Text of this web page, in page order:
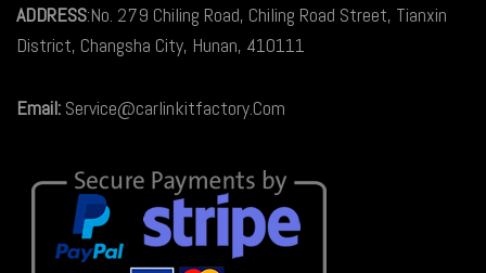
ADDRESS:No. 279 Chiling Road, Chiling Road Street, Tianxin
District, Changsha City, Hunan, 410111
Email: Service@carlinkitfactory.Com